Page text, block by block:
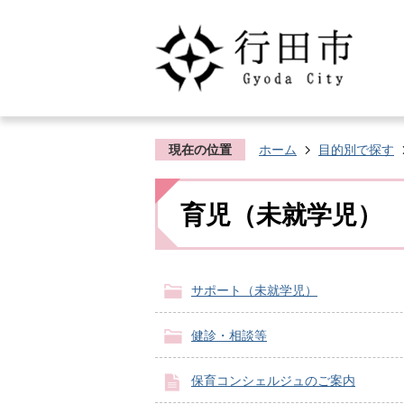
現在の位置 ホーム 目的別で探す
育児（未就学児）
サポート（未就学児）
健診・相談等
保育コンシェルジュのご案内